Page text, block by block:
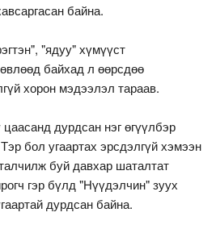
байна.
"ядуу" хүмүүст
байхад л өөрсдөө
хорон мэдээлэл тараав.
дурдсан нэг өгүүлбэр
бол угаартах эрсдэлгүй хэмээн
буй давхар шаталтат
гэр бүлд "Нүүдэлчин" зуух
дурдсан байна.